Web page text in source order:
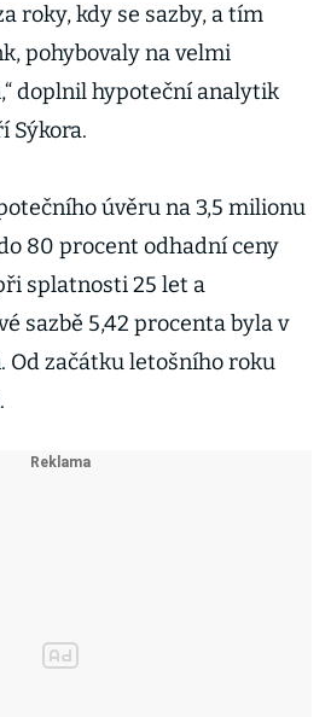
roky, kdy se sazby, a tím
pohybovaly na velmi
doplnil hypoteční analytik
Sýkora.
úvěru na 3,5 milionu
80 procent odhadní ceny
splatnosti 25 let a
sazbě 5,42 procenta byla v
Od začátku letošního roku